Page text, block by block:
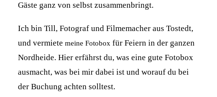
Gäste ganz von selbst zusammenbringt.
Ich bin Till, Fotograf und Filmemacher aus Tostedt,
und vermietemeine Fotobox für Feiern in der ganzen
Nordheide. Hier erfährst du, was eine gute Fotobox
ausmacht, was bei mir dabei ist und worauf du bei
der Buchung achten solltest.